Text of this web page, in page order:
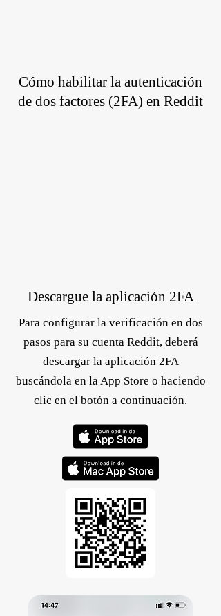
Cómo habilitar la autenticación
de dos factores (2FA) en Reddit
Descargue la aplicación 2FA
Para configurar la verificación en dos
pasos para su cuenta Reddit, deberá
descargar la aplicación 2FA
buscándola en la App Store o haciendo
clic en el botón a continuación.